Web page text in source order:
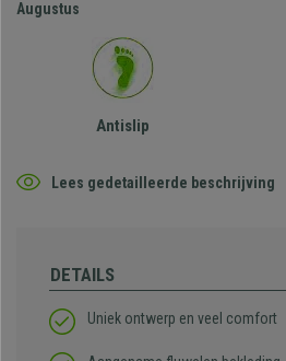
Augustus
Antislip
Lees gedetailleerde beschrijving
DETAILS
Uniek ontwerp en veel comfort